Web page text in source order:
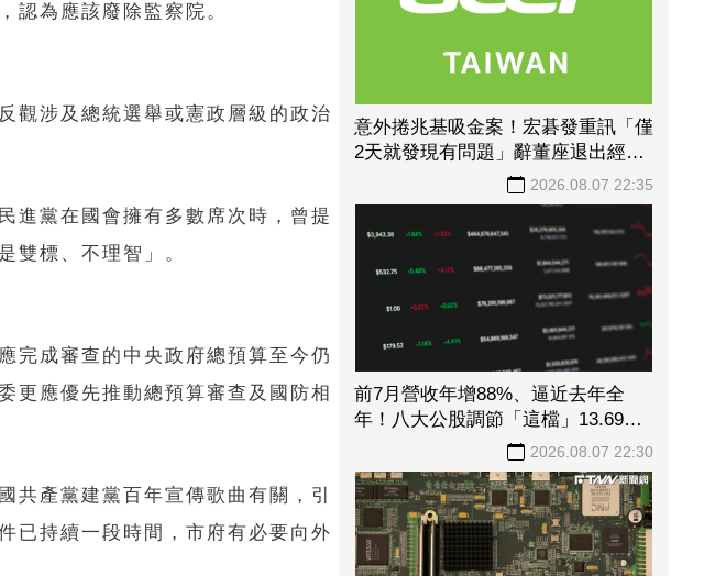
認為應該廢除監察院。
觀涉及總統選舉或憲政層級的政治
進黨在國會擁有多數席次時，曾提
雙標、不理智」。
完成審查的中央政府總預算至今仍
更應優先推動總預算審查及國防相
共產黨建黨百年宣傳歌曲有關，引
已持續一段時間，市府有必要向外
意外捲兆基吸金案！宏碁發重訊「僅
2天就發現有問題」辭董座退出經
營：內部存在管理缺失2026.08.07 22:35
前7月營收年增88%、逼近去年全
年！八大公股調節「這檔」13.69億
2026.08.07 22:30